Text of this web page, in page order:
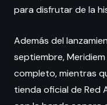
para disfrutar de la
Además del
septiembre,
completo, mientras
tienda oficial de Red